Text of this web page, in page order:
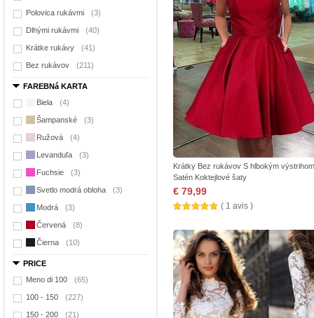
Polovica rukávmi (3)
Dlhými rukávmi (40)
Krátke rukávy (41)
Bez rukávov (211)
FAREBNá KARTA
Biela
(4)
Šampanské (3)
Ružová (4)
Levanduľa (3)
Fuchsie (3)
Svetlo modrá obloha (3)
Modrá (3)
Červená (8)
Čierna (10)
PRICE
Meno di 100
(65)
100 - 150 (227)
150 - 200 (21)
Krátky Bez rukávov S hlbokým výstrihom
Satén Koktejlové šaty
€ 79,99
( 1 avis )